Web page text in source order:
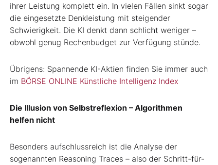
ihrer Leistung komplett ein. In vielen Fällen sinkt sogar
die eingesetzte Denkleistung mit steigender
Schwierigkeit. Die KI denkt dann schlicht weniger –
obwohl genug Rechenbudget zur Verfügung stünde.
Übrigens: Spannende KI-Aktien finden Sie immer auch
im BÖRSE ONLINE Künstliche Intelligenz Index
Die Illusion von Selbstreflexion – Algorithmen
helfen nicht
Besonders aufschlussreich ist die Analyse der
sogenannten Reasoning Traces – also der Schritt-für-